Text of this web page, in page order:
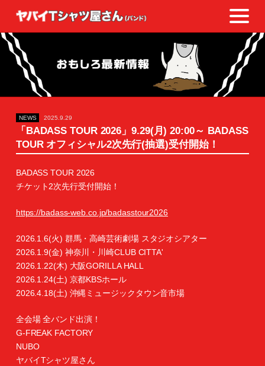
NEWS 2025.9.29
「BADASS TOUR 2026」9.29(月) 20:00～ BADASS
TOUR オフィシャル2次先行(抽選)受付開始！
BADASS TOUR 2026
チケット2次先行受付開始！
https://badass-web.co.jp/badasstour2026
2026.1.6(火) 群馬・高崎芸術劇場 スタジオシアター
2026.1.9(金) 神奈川・川崎CLUB CITTA'
2026.1.22(木) 大阪GORILLA HALL
2026.1.24(土) 京都KBSホール
2026.4.18(土) 沖縄ミュージックタウン音市場
全会場 全バンド出演！
G-FREAK FACTORY
NUBO
ヤバイTシャツ屋さん